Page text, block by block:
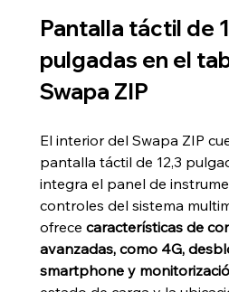
Pantalla táctil de
pulgadas en el
Swapa ZIP
El interior del Swapa ZIP
pantalla táctil de 12,3
integra el panel de
controles del sistema
ofrece características de
avanzadas, como 4G,
smartphone y